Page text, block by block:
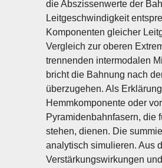
die Abszissenwerte der
Leitgeschwindigkeit
Komponenten gleicher
Vergleich zur oberen
trennenden intermodalen
bricht die Bahnung nach
überzugehen. Als
Hemmkomponente oder
Pyramidenbahnfasern, die
stehen, dienen. Die
analytisch simulieren. Aus
Verstärkungswirkungen